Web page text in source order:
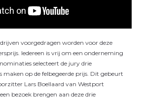
voorgedragen worden voor deze
Iedereen is vrij om een onderneming
selecteert de jury drie
maken op de felbegeerde prijs. Dit gebeurt
Lars Boellaard van Westport
bezoek brengen aan deze drie